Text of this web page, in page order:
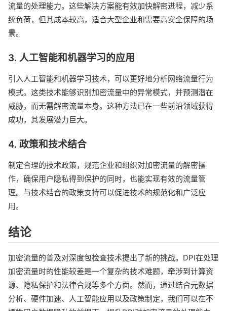
流量的处理能力。这些解决方案能有效加快解密进程，减少系
统负荷，但其成本较高，适合大型企业和需要高安全保障的场
景。
3. 人工智能和机器学习的应用
引入人工智能和机器学习技术，可以更好地分析网络流量行为
模式。这类技术能够识别加密流量中的异常模式，并预测潜在
威胁，而无需解密流量本身。这种方法已在一些前沿领域获得
成功，其发展潜力巨大。
4. 政策和技术结合
制定合理的技术政策，规范企业和组织对加密流量的解密操
作，确保用户隐私得到保护的同时，也能实现有效的流量管
理。与技术结合的政策支持可以促进技术的规范化和广泛应
用。
结论
加密流量的普及对深度包检查技术提出了新的挑战。DPI在处理
加密流量时的性能较差是一个复杂的技术难题，牵涉到计算资
源、隐私保护和法律合规等多个方面。然而，通过结合元数据
分析、硬件加速、人工智能应用以及政策制定，我们可以在不